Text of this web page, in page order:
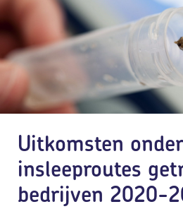
Uitkomsten
insleeproutes
bedrijven 2020-